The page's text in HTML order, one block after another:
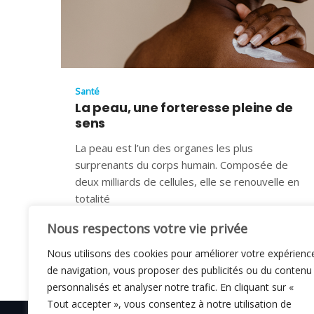
Nous respectons votre vie privée
Nous utilisons des cookies pour améliorer votre
de navigation, vous proposer des publicités ou du contenu
personnalisés et analyser notre trafic. En cliquant sur «
Tout accepter », vous consentez à notre utilisation de
Santé
La peau, une forteresse pleine de
sens
La peau est l’un des organes les plus
surprenants du corps humain. Composée de
deux milliards de cellules, elle se renouvelle en
totalité
15 MARS 2024